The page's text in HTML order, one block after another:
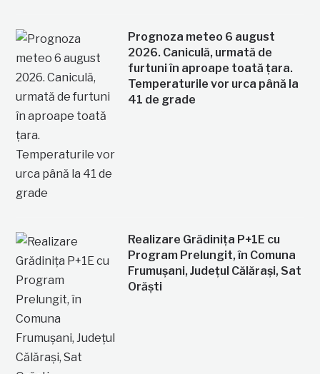
Prognoza meteo 6 august
2026. Caniculă, urmată de
furtuni în aproape toată țara.
Temperaturile vor urca până la
41 de grade
Realizare Grădinița P+1E cu
Program Prelungit, în Comuna
Frumușani, Județul Călărași, Sat
Orăști